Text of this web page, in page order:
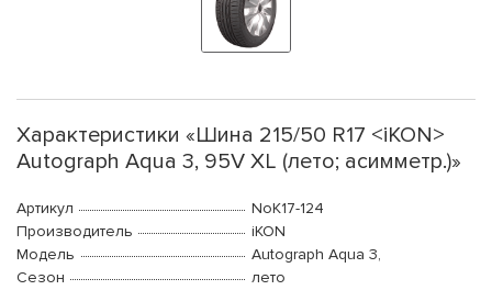
Характеристики «Шина 215/50 R17 <iKON>
Autograph Aqua 3, 95V XL (лето; асимметр.)»
Артикул
NoK17-124
Производитель
iKON
Модель
Autograph Aqua 3,
Сезон
лето